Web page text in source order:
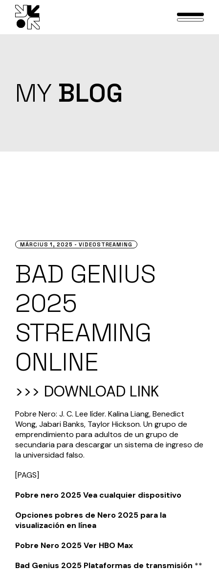
content
MY BLOG
MÁRCIUS 1, 2025 VIDEOSTREAMING
BAD GENIUS
2025
STREAMING
ONLINE
>>> DOWNLOAD LINK
Pobre Nero: J. C. Lee líder. Kalina Liang, Benedict
Wong, Jabari Banks, Taylor Hickson. Un grupo de
emprendimiento para adultos de un grupo de
secundaria para descargar un sistema de ingreso de
la universidad falso.
[PAGS]
Pobre nero 2025 Vea cualquier dispositivo
Opciones pobres de Nero 2025 para la
visualización en línea
Pobre Nero 2025 Ver HBO Max
Bad Genius 2025 Plataformas de transmisión **